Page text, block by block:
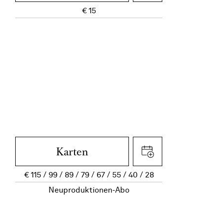
€ 15
Karten
€ 115 99 89 79 67 55 40
28
Neuproduktionen-Abo